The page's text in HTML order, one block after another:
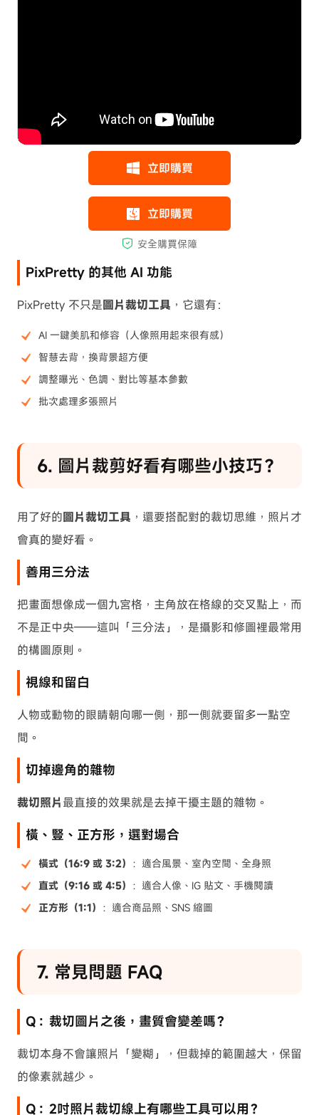
PixPretty 的其他 AI 功能
PixPretty 不只是圖片裁切工具 ，它還有：
AI 一鍵美肌和修容（人像照用起來很有感）
智慧去背，換背景超方便
調整曝光、色調、對比等基本參數
批次處理多張照片
6. 圖片裁剪好看有哪些小技巧？
用了好的圖片裁切工具 ，還要搭配對的裁切思維，照片才
會真的變好看。
善用三分法
把畫面想像成一個九宮格，主角放在格線的交叉點上，而
不是正中央——這叫「三分法」，是攝影和修圖裡最常用
的構圖原則。
視線和留白
人物或動物的眼睛朝向哪一側，那一側就要留多一點空
間。
切掉邊角的雜物
裁切照片最直接的效果就是去掉干擾主題的雜物。
橫、豎、正方形，選對場合
橫式（16:9 或 3:2） ：適合風景、室內空間、全身照
直式（9:16 或 4:5） ：適合人像、IG 貼文、手機閱讀
正方形（1:1） ：適合商品照、SNS 縮圖
7. 常見問題 FAQ
Q：裁切圖片之後，畫質會變差嗎？
裁切本身不會讓照片「變糊」，但裁掉的範圍越大，保留
的像素就越少。
Q：2吋照片裁切線上有哪些工具可以用？